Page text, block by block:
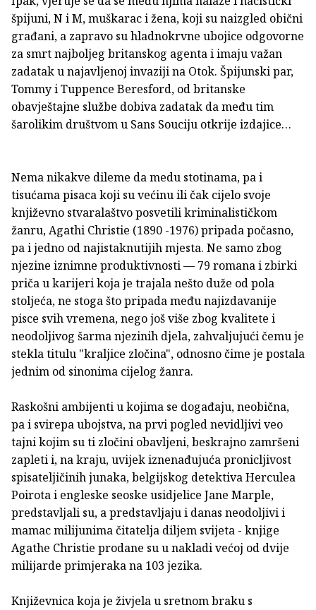
špijuni, N i M, muškarac i žena, koji su naizgled obični
građani, a zapravo su hladnokrvne ubojice odgovorne
za smrt najboljeg britanskog agenta i imaju važan
zadatak u najavljenoj invaziji na Otok. Špijunski par,
Tommy i Tuppence Beresford, od britanske
obavještajne službe dobiva zadatak da među tim
šarolikim društvom u Sans Souciju otkrije izdajice…
Nema nikakve dileme da medu stotinama, pa i
tisućama pisaca koji su većinu ili čak cijelo svoje
književno stvaralaštvo posvetili kriminalističkom
žanru, Agathi Christie (1890 -1976) pripada počasno,
pa i jedno od najistaknutijih mjesta. Ne samo zbog
njezine iznimne produktivnosti — 79 romana i zbirki
priča u karijeri koja je trajala nešto duže od pola
stoljeća, ne stoga što pripada među najizdavanije
pisce svih vremena, nego još više zbog kvalitete i
neodoljivog šarma njezinih djela, zahvaljujući čemu je
stekla titulu "kraljice zločina", odnosno čime je postala
jednim od sinonima cijelog žanra.
Raskošni ambijenti u kojima se događaju, neobična,
pa i svirepa ubojstva, na prvi pogled nevidljivi veo
tajni kojim su ti zločini obavljeni, beskrajno zamršeni
zapleti i, na kraju, uvijek iznenađujuća pronicljivost
spisateljičinih junaka, belgijskog detektiva Herculea
Poirota i engleske seoske usidjelice Jane Marple,
predstavljali su, a predstavljaju i danas neodoljivi i
mamac milijunima čitatelja diljem svijeta - knjige
Agathe Christie prodane su u nakladi većoj od dvije
milijarde primjeraka na 103 jezika.
Književnica koja je živjela u sretnom braku s